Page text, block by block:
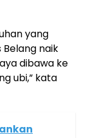
yang
naik
dibawa ke
ubi,” kata